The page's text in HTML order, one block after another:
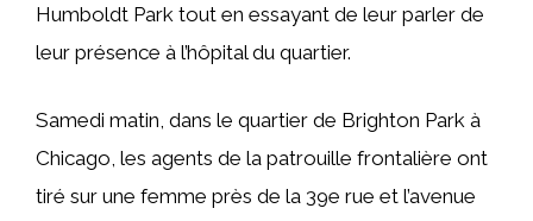
Humboldt Park tout en essayant de leur parler de
leur présence à l’hôpital du quartier.
Samedi matin, dans le quartier de Brighton Park à
Chicago, les agents de la patrouille frontalière ont
tiré sur une femme près de la 39e rue et l’avenue